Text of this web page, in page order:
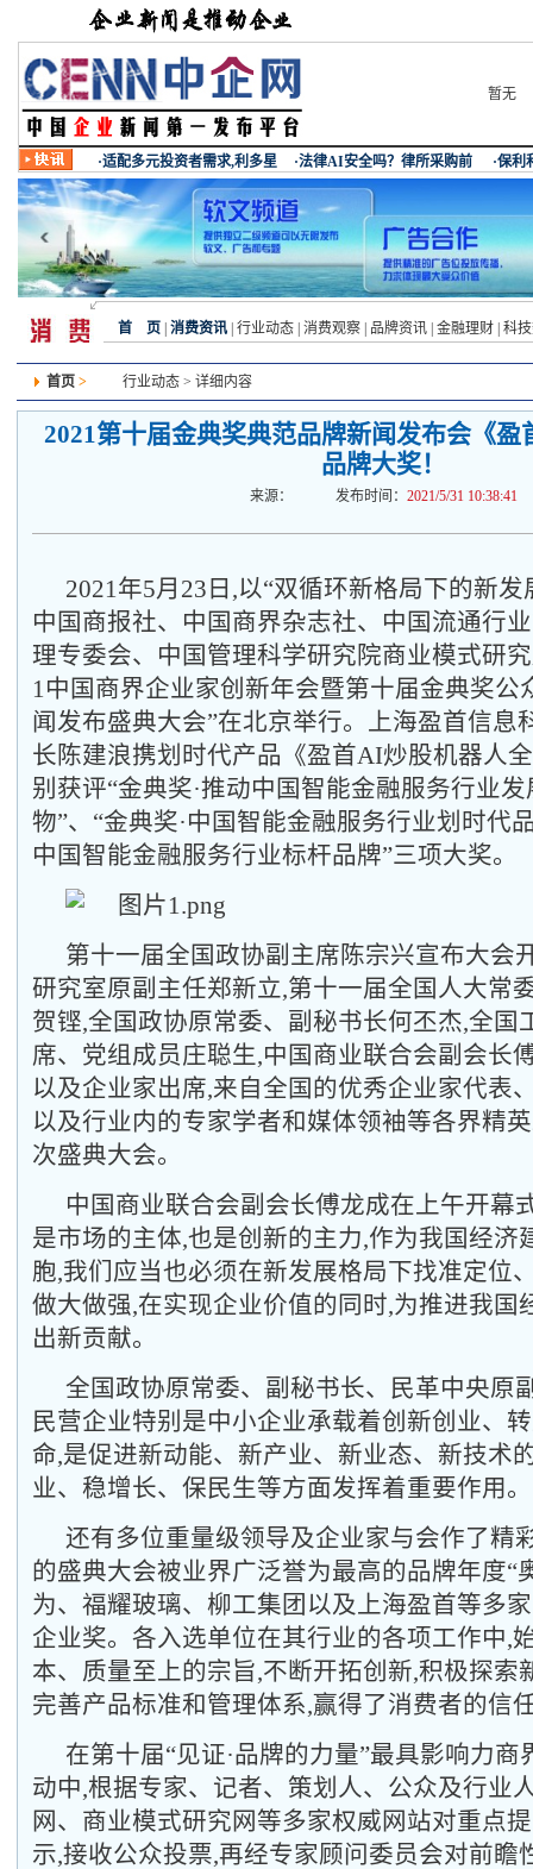
暂无
首 页 消费资讯 行业动态 消费观察 品牌资讯 金融理财 科
首页 > 行业动态 > 详细内容
2021第十届金典奖典范品牌新闻发布会《
品牌大奖！
来源： 发布时间： 2021/5/31 10:38:41
2021年5月23日,以“双循环新格局下的新发
中国商报社、中国商界杂志社、中国流通行
理专委会、中国管理科学研究院商业模式研
1中国商界企业家创新年会暨第十届金典奖公
闻发布盛典大会”在北京举行。
上海盈首信息
长陈建浪携划时代产品《盈首AI炒股机器人
别获评“金典奖·推动中国智能金融服务行业
物”、“金典奖·中国智能金融服务行业划时代
中国智能金融服务行业标杆品牌”三项大奖。
第十一届全国政协副主席陈宗兴宣布大会
研究室原副主任郑新立,第十一届全国人大常
贺铿,全国政协原常委、副秘书长何丕杰,全国
席、党组成员庄聪生,中国商业联合会副会长
以及企业家出席,来自全国的优秀企业家代表
以及行业内的专家学者和媒体领袖等各界精英
次盛典大会。
中国商业联合会副会长傅龙成在上午开幕
是市场的主体,也是创新的主力,作为我国经济
胞,我们应当也必须在新发展格局下找准定位
做大做强,在实现企业价值的同时,为推进我国
出新贡献。
全国政协原常委、副秘书长、民革中央原
民营企业特别是中小企业承载着创新创业、
命,是促进新动能、新产业、新业态、新技术
业、稳增长、保民生等方面发挥着重要作用。
还有多位重量级领导及企业家与会作了精
的盛典大会被业界广泛誉为最高的品牌年度“
为、福耀玻璃、柳工集团 以及上海盈首等多
企业奖。各入选单位在其行业的各项工作中,
本、质量至上的宗旨,不断开拓创新,积极探索
完善产品标准和管理体系,赢得了消费者的信
在第十届“见证·品牌的力量”最具影响力
动中,根据专家、记者、策划人、公众及行业
网、商业模式研究网等多家权威网站对重点
示,接收公众投票,再经专家顾问委员会对前瞻